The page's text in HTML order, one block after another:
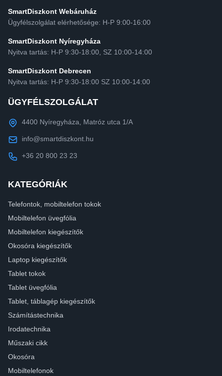
SmartDiszkont Webáruház
Ügyfélszolgálat elérhetősége: H-P 9:00-16:00
SmartDiszkont Nyíregyháza
Nyitva tartás: H-P 9:30-18:00, SZ 10:00-14:00
SmartDiszkont Debrecen
Nyitva tartás: H-P 9:30-18:00 SZ 10:00-14:00
ÜGYFÉLSZOLGÁLAT
4400 Nyíregyháza, Matróz utca 1/A
info@smartdiszkont.hu
+36 20 800 23 23
KATEGÓRIÁK
Telefontok, mobiltelefon tokok
Mobiltelefon üvegfólia
Mobiltelefon kiegészítők
Okosóra kiegészítők
Laptop kiegészítők
Tablet tokok
Tablet üvegfólia
Tablet, táblagép kiegészítők
Számítástechnika
Irodatechnika
Műszaki cikk
Okosóra
Mobiltelefonok